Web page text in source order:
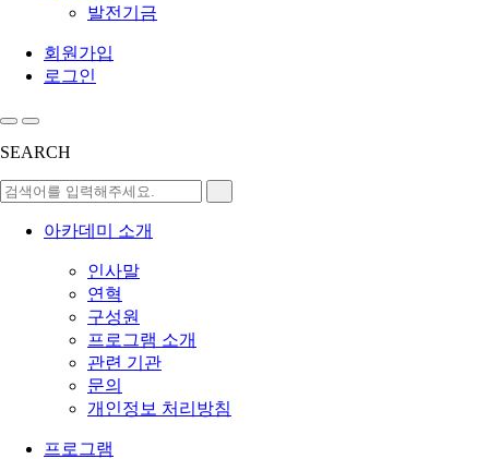
발전기금
회원가입
로그인
SEARCH
아카데미 소개
인사말
연혁
구성원
프로그램 소개
관련 기관
문의
개인정보 처리방침
프로그램